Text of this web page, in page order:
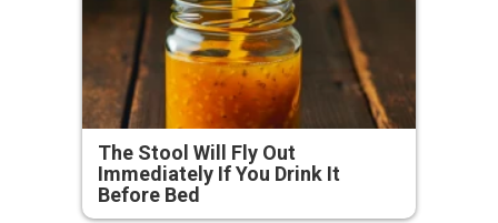
The Stool Will Fly Out
Immediately If You Drink It
Before Bed